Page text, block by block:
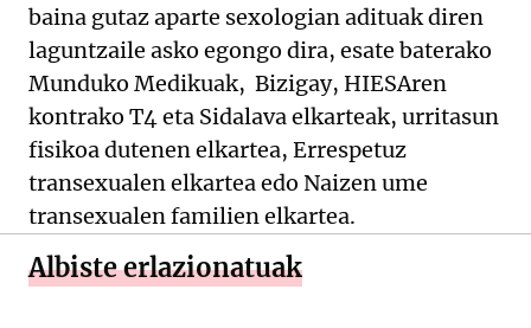
baina gutaz aparte sexologian adituak diren
laguntzaile asko egongo dira, esate baterako
Munduko Medikuak, Bizigay, HIESAren
kontrako T4 eta Sidalava elkarteak, urritasun
fisikoa dutenen elkartea, Errespetuz
transexualen elkartea edo Naizen ume
transexualen familien elkartea.
Albiste erlazionatuak